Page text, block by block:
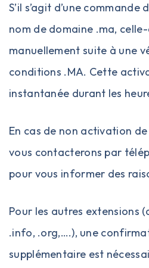
S’il s’agit d’une commande
nom de domaine .ma,
manuellement suite à une
conditions .MA. Cette
instantanée durant les
En cas de non activation
vous contacterons par
pour vous informer des
Pour les autres extensions
.info, .org,….), une
supplémentaire est